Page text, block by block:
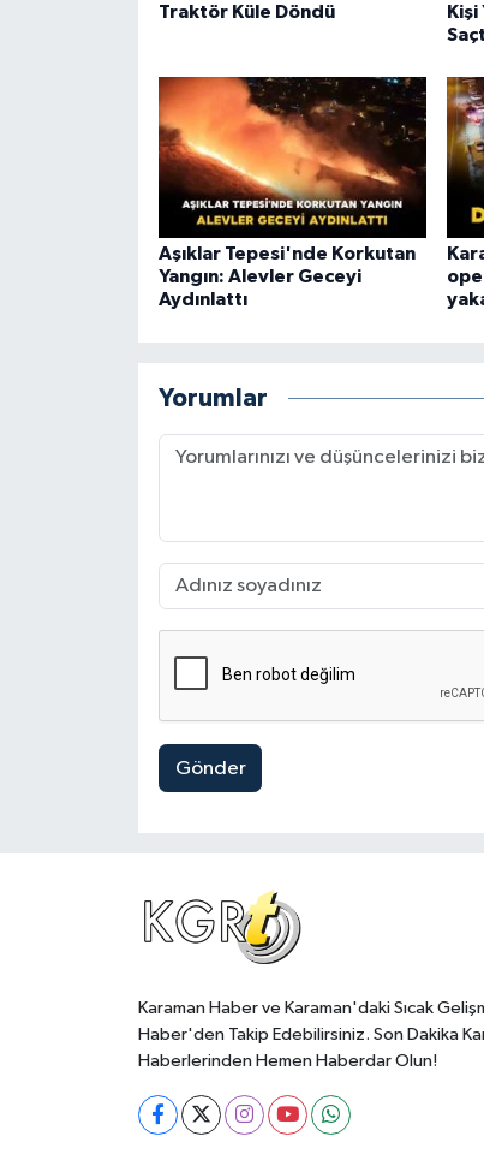
Traktör Küle Döndü
Kişi
Aşıklar Tepesi'nde Korkutan
Yangın: Alevler Geceyi
Aydınlattı
Yorumlar
Gönder
Karaman Haber ve Karaman'daki Sıcak
Haber'den Takip Edebilirsiniz. Son Dakika
Haberlerinden Hemen Haberdar Olun!